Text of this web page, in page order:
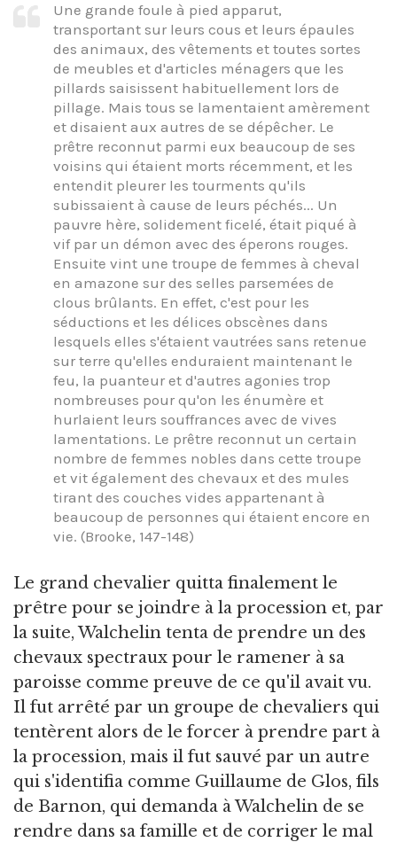
Une grande foule à pied apparut,
transportant sur leurs cous et leurs épaules
des animaux, des vêtements et toutes sortes
de meubles et d'articles ménagers que les
pillards saisissent habituellement lors de
pillage. Mais tous se lamentaient amèrement
et disaient aux autres de se dépêcher. Le
prêtre reconnut parmi eux beaucoup de ses
voisins qui étaient morts récemment, et les
entendit pleurer les tourments qu'ils
subissaient à cause de leurs péchés... Un
pauvre hère, solidement ficelé, était piqué à
vif par un démon avec des éperons rouges.
Ensuite vint une troupe de femmes à cheval
en amazone sur des selles parsemées de
clous brûlants. En effet, c'est pour les
séductions et les délices obscènes dans
lesquels elles s'étaient vautrées sans retenue
sur terre qu'elles enduraient maintenant le
feu, la puanteur et d'autres agonies trop
nombreuses pour qu'on les énumère et
hurlaient leurs souffrances avec de vives
lamentations. Le prêtre reconnut un certain
nombre de femmes nobles dans cette troupe
et vit également des chevaux et des mules
tirant des couches vides appartenant à
beaucoup de personnes qui étaient encore en
vie. (Brooke, 147-148)
Le grand chevalier quitta finalement le
prêtre pour se joindre à la procession et, par
la suite, Walchelin tenta de prendre un des
chevaux spectraux pour le ramener à sa
paroisse comme preuve de ce qu'il avait vu.
Il fut arrêté par un groupe de chevaliers qui
tentèrent alors de le forcer à prendre part à
la procession, mais il fut sauvé par un autre
qui s'identifia comme Guillaume de Glos, fils
de Barnon, qui demanda à Walchelin de se
rendre dans sa famille et de corriger le mal